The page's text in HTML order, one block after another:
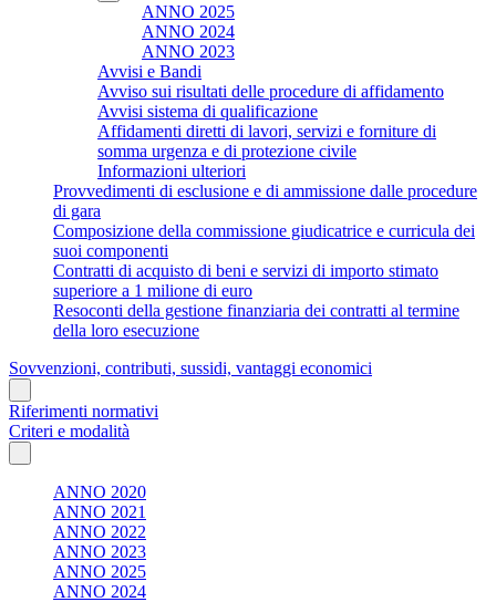
ANNO 2025
ANNO 2024
ANNO 2023
Avvisi e Bandi
Avviso sui risultati delle procedure di affidamento
Avvisi sistema di qualificazione
Affidamenti diretti di lavori, servizi e forniture di
somma urgenza e di protezione civile
Informazioni ulteriori
Provvedimenti di esclusione e di ammissione dalle procedure
di gara
Composizione della commissione giudicatrice e curricula dei
suoi componenti
Contratti di acquisto di beni e servizi di importo stimato
superiore a 1 milione di euro
Resoconti della gestione finanziaria dei contratti al termine
della loro esecuzione
Sovvenzioni, contributi, sussidi, vantaggi economici
Riferimenti normativi
Criteri e modalità
ANNO 2020
ANNO 2021
ANNO 2022
ANNO 2023
ANNO 2025
ANNO 2024